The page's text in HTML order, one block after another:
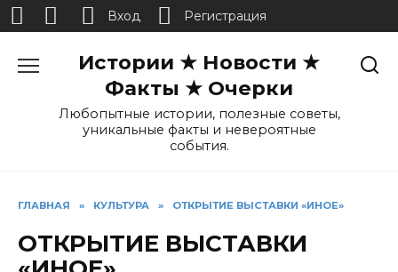
Истории ★ Новости ★
Факты ★ Очерки
Любопытные истории, полезные советы,
уникальные факты и невероятные
события.
ГЛАВНАЯ » КУЛЬТУРА » ОТКРЫТИЕ ВЫСТАВКИ «ИНОЕ»
ОТКРЫТИЕ ВЫСТАВКИ
Вход Регистрация